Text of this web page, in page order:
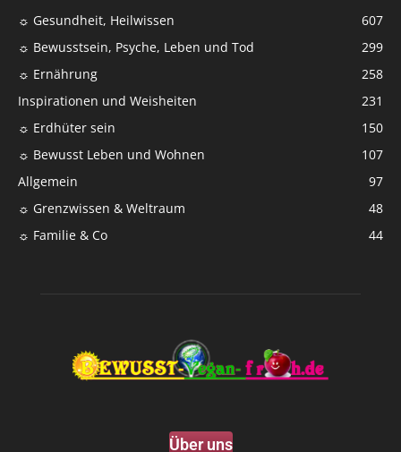
☼ Gesundheit, Heilwissen
607
☼ Bewusstsein, Psyche, Leben und Tod
299
☼ Ernährung
258
Inspirationen und Weisheiten
231
☼ Erdhüter sein
150
☼ Bewusst Leben und Wohnen
107
Allgemein
97
☼ Grenzwissen & Weltraum
48
☼ Familie & Co
44
Über uns